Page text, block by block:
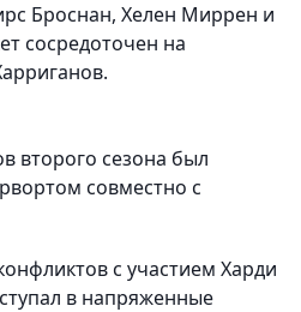
Броснан, Хелен Миррен и
сосредоточен на
второго сезона был
совместно с
с участием Харди
в напряженные